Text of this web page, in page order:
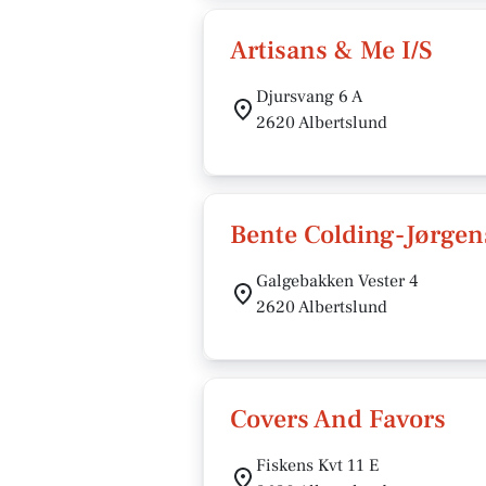
Artisans & Me I/S
Djursvang 6 A
2620 Albertslund
Bente Colding-
Galgebakken Vester 4
2620 Albertslund
Covers And Favors
Fiskens Kvt 11 E